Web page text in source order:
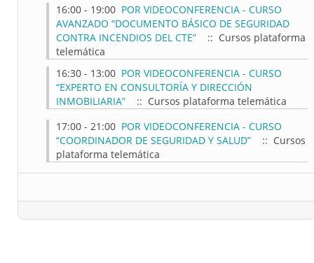
16:00 - 19:00 POR VIDEOCONFERENCIA - CURSO
AVANZADO “DOCUMENTO BÁSICO DE SEGURIDAD
CONTRA INCENDIOS DEL CTE”
:: Cursos plataforma
telemática
16:30 - 13:00 POR VIDEOCONFERENCIA - CURSO
“EXPERTO EN CONSULTORÍA Y DIRECCIÓN
INMOBILIARIA”
:: Cursos plataforma telemática
17:00 - 21:00 POR VIDEOCONFERENCIA - CURSO
“COORDINADOR DE SEGURIDAD Y SALUD”
:: Cursos
plataforma telemática